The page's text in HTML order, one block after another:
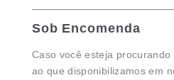
Sob Encomenda
Caso você esteja
ao que disponibilizamos em